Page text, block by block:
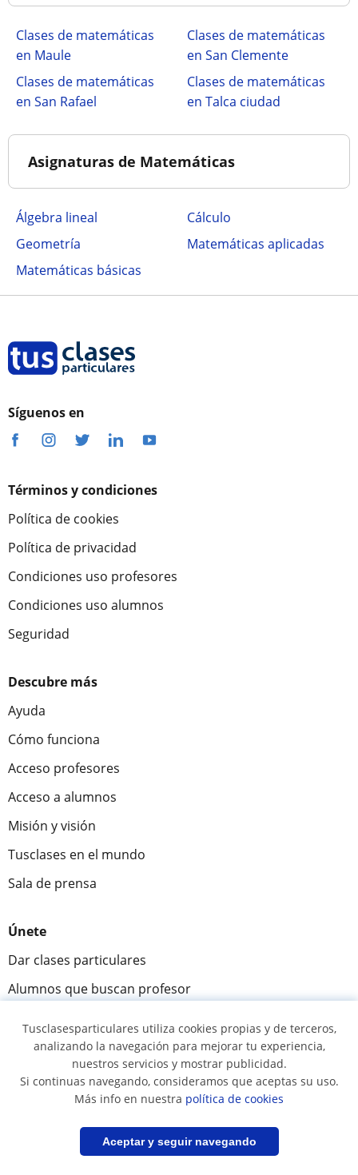
Guardar búsqueda
Clases de matemáticas
en Maule
Clases de matemáticas
en San Clemente
Clases de matemáticas
en San Rafael
Clases de matemáticas
en Talca ciudad
Asignaturas de Matemáticas
Álgebra lineal
Cálculo
Geometría
Matemáticas aplicadas
Matemáticas básicas
Síguenos en
Términos y condiciones
Política de cookies
Política de privacidad
Condiciones uso profesores
Condiciones uso alumnos
Seguridad
Descubre más
Ayuda
Cómo funciona
Acceso profesores
Acceso a alumnos
Misión y visión
Tusclases en el mundo
Sala de prensa
Únete
Dar clases particulares
Alumnos que buscan profesor
Comunidad
Novedades y Blog
Preguntas y respuestas
Tusclasesparticulares utiliza cookies propias y de terceros,
analizando la navegación para mejorar tu experiencia,
nuestros servicios y mostrar publicidad.
Si continuas navegando, consideramos que aceptas su uso.
Más info en nuestra política de cookies
Aceptar y seguir navegando